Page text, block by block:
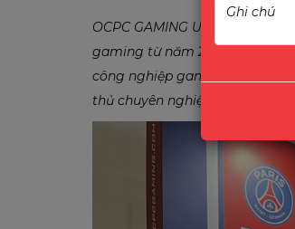
OCPC GAMING USA, INC là
gaming từ năm 2007. Với hơn
công nghiệp game PC, cung
thủ chuyên nghiệp cũng như